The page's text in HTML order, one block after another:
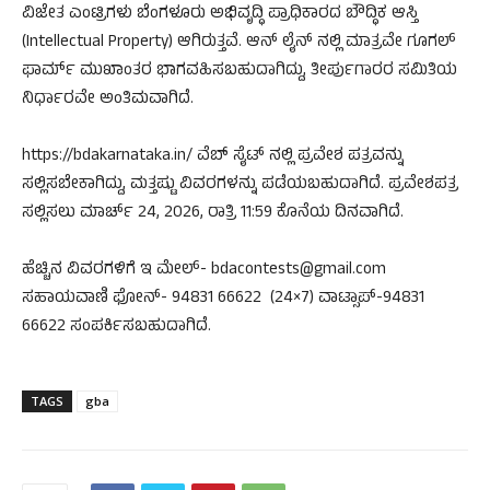
ವಿಜೇತ ಎಂಟ್ರಿಗಳು ಬೆಂಗಳೂರು ಅಭಿವೃದ್ಧಿ ಪ್ರಾಧಿಕಾರದ ಬೌದ್ಧಿಕ ಆಸ್ತಿ
(Intellectual Property) ಆಗಿರುತ್ತವೆ. ಆನ್ ಲೈನ್ ನಲ್ಲಿ ಮಾತ್ರವೇ ಗೂಗಲ್
ಫಾರ್ಮ್ ಮುಖಾಂತರ ಭಾಗವಹಿಸಬಹುದಾಗಿದ್ದು, ತೀರ್ಪುಗಾರರ ಸಮಿತಿಯ
ನಿರ್ಧಾರವೇ ಅಂತಿಮವಾಗಿದೆ.
https://bdakarnataka.in/ ವೆಬ್ ಸೈಟ್ ನಲ್ಲಿ ಪ್ರವೇಶ ಪತ್ರವನ್ನು
ಸಲ್ಲಿಸಬೇಕಾಗಿದ್ದು, ಮತ್ತಷ್ಟು ವಿವರಗಳನ್ನು ಪಡೆಯಬಹುದಾಗಿದೆ. ಪ್ರವೇಶಪತ್ರ
ಸಲ್ಲಿಸಲು ಮಾರ್ಚ್ 24, 2026, ರಾತ್ರಿ 11:59 ಕೊನೆಯ ದಿನವಾಗಿದೆ.
ಹೆಚ್ಚಿನ ವಿವರಗಳಿಗೆ ಇ ಮೇಲ್- bdacontests@gmail.com
ಸಹಾಯವಾಣಿ ಫೋನ್- 94831 66622 (24×7) ವಾಟ್ಸಾಪ್-94831
66622 ಸಂಪರ್ಕಿಸಬಹುದಾಗಿದೆ.
TAGS gba